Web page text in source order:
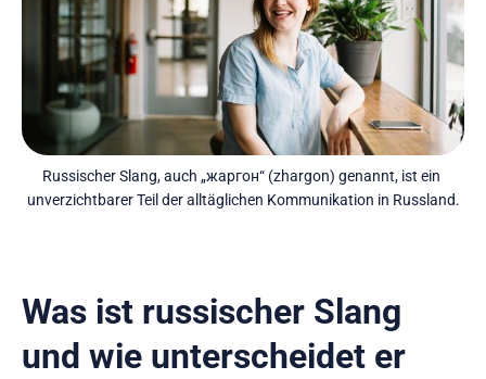
Russischer Slang, auch „жаргон“ (zhargon) genannt, ist ein
unverzichtbarer Teil der alltäglichen Kommunikation in Russland.
Was ist russischer Slang
und wie unterscheidet er